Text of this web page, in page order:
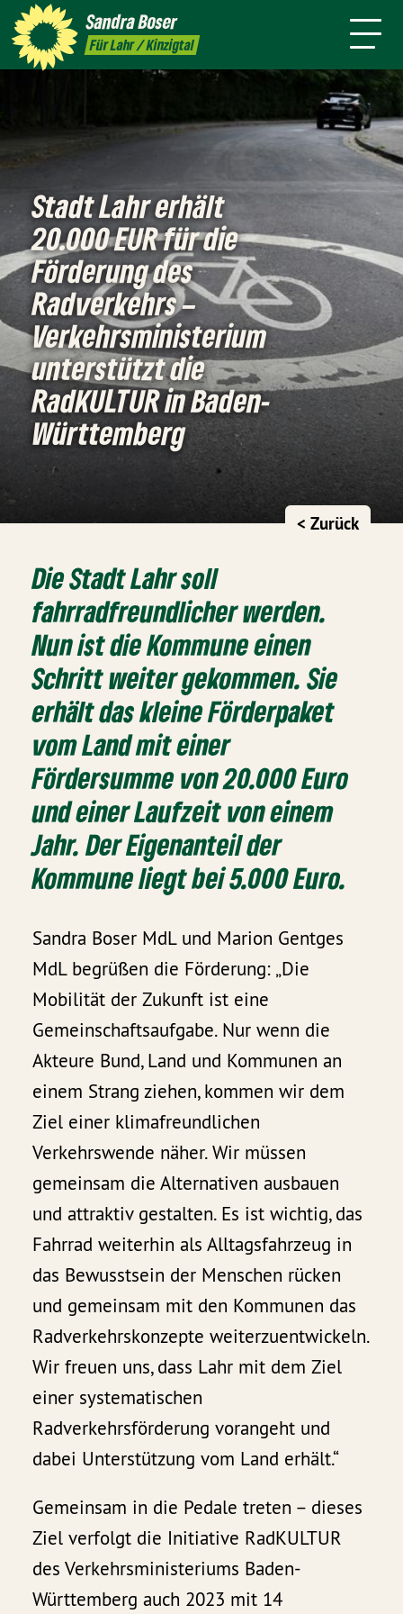
SandraBoser
Für Lahr / Kinzigtal
Presse Kontakt Termine
mich
Stadt Lahr erhält
20.000 EUR für die
Förderung des
Radverkehrs –
Verkehrsministerium
unterstützt die
RadKULTUR in Baden-
Württemberg
< Zurück
Die Stadt Lahr soll
fahrradfreundlicher werden.
Nun ist die Kommune einen
Schritt weiter gekommen. Sie
erhält das kleine Förderpaket
vom Land mit einer
Fördersumme von 20.000 Euro
und einer Laufzeit von einem
Jahr. Der Eigenanteil der
Kommune liegt bei 5.000 Euro.
Sandra Boser MdL und Marion Gentges
MdL begrüßen die Förderung: „Die
Mobilität der Zukunft ist eine
Gemeinschaftsaufgabe. Nur wenn die
Akteure Bund, Land und Kommunen an
einem Strang ziehen, kommen wir dem
Ziel einer klimafreundlichen
Verkehrswende näher. Wir müssen
gemeinsam die Alternativen ausbauen
und attraktiv gestalten. Es ist wichtig, das
Fahrrad weiterhin als Alltagsfahrzeug in
das Bewusstsein der Menschen rücken
und gemeinsam mit den Kommunen das
Radverkehrskonzepte weiterzuentwickeln.
Wir freuen uns, dass Lahr mit dem Ziel
einer systematischen
Radverkehrsförderung vorangeht und
dabei Unterstützung vom Land erhält.“
Gemeinsam in die Pedale treten – dieses
Ziel verfolgt die Initiative RadKULTUR
des Verkehrsministeriums Baden-
Württemberg auch 2023 mit 14